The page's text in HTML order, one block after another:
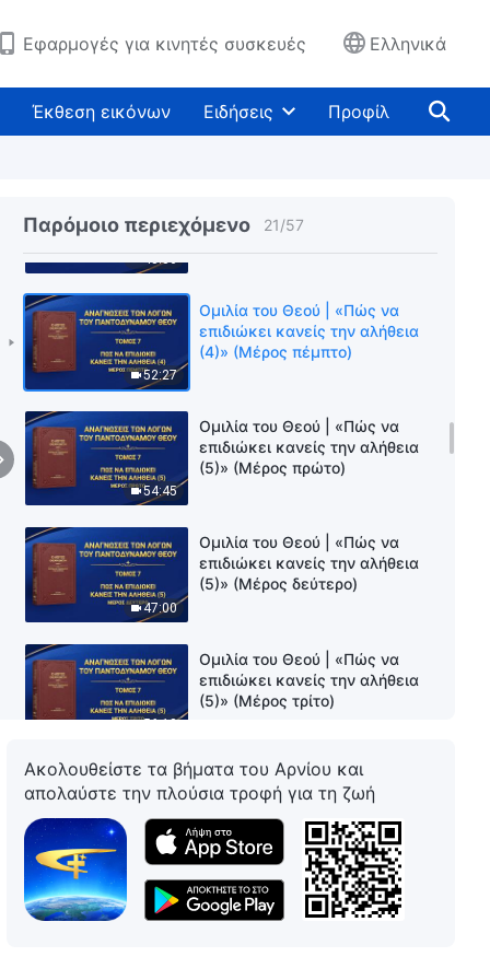
Εφαρμογές για κινητές συσκευές Ελληνικά
Έκθεση εικόνων Ειδήσεις Προφίλ
Παρόμοιο περιεχόμενο 21/57
(4)» (Μέρος τρίτο)
48:36
επιδιώκει κανείς την αλήθεια
(4)» (Μέρος τέταρτο)
52:27
Ομιλία του Θεού | «Πώς να
επιδιώκει κανείς την αλήθεια
(4)» (Μέρος πέμπτο)
54:45
Ομιλία του Θεού | «Πώς να
επιδιώκει κανείς την αλήθεια
(5)» (Μέρος πρώτο)
47:00
Ομιλία του Θεού | «Πώς να
επιδιώκει κανείς την αλήθεια
(5)» (Μέρος δεύτερο)
56:18
Ομιλία του Θεού | «Πώς να
επιδιώκει κανείς την αλήθεια
(5)» (Μέρος τρίτο)
42:22
Ομιλία του Θεού | «Πώς να
επιδιώκει κανείς την αλήθεια
(5)» (Μέρος τέταρτο)
Ομιλία του Θεού | «Πώς να
επιδιώκει κανείς την αλήθεια
Ακολουθείστε τα βήματα του Αρνίου και
απολαύστε την πλούσια τροφή για τη ζωή